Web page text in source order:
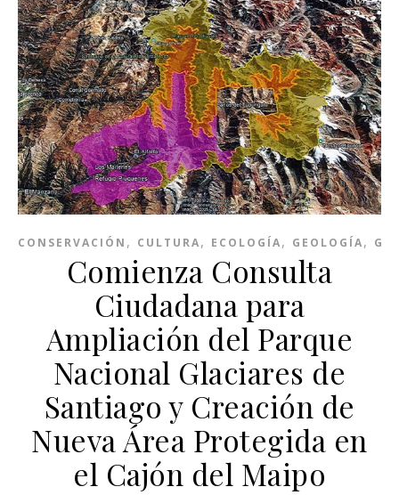
CONSERVACIÓN , CULTURA, ECOLOGÍA, GEOLOGÍA,
Comienza Consulta
Ciudadana para
Ampliación del Parque
Nacional Glaciares de
Santiago y Creación de
Nueva Área Protegida en
el Cajón del Maipo